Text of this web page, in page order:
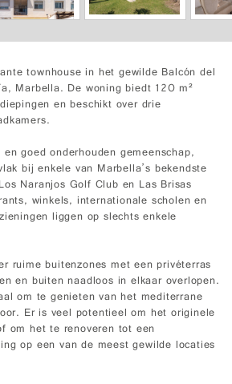
townhouse in het gewilde Balcón del
Marbella. De woning biedt 120 m²
en beschikt over drie
goed onderhouden gemeenschap,
bij enkele van Marbella’s bekendste
Naranjos Golf Club en Las Brisas
winkels, internationale scholen en
liggen op slechts enkele
ruime buitenzones met een privéterras
en buiten naadloos in elkaar overlopen.
om te genieten van het mediterrane
Er is veel potentieel om het originele
om het te renoveren tot een
op een van de meest gewilde locaties